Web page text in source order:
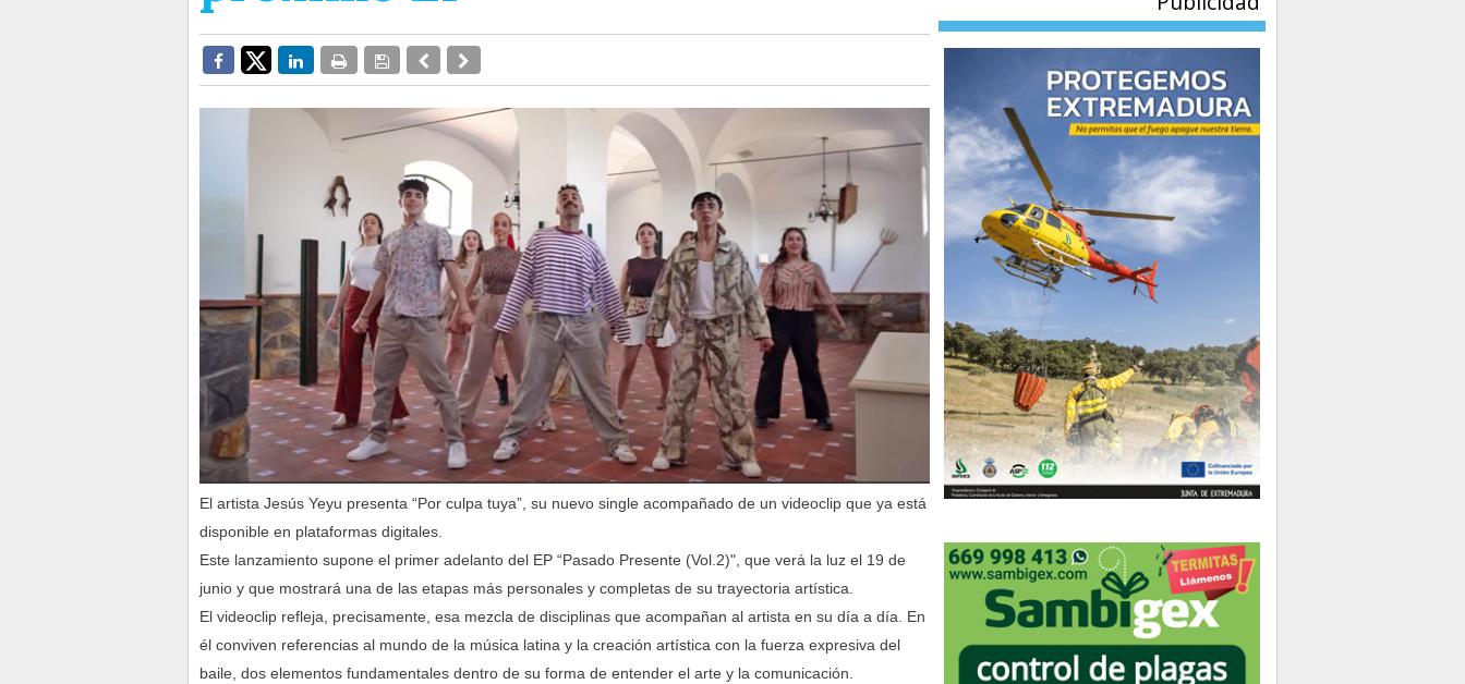
El artista Jesús Yeyu presenta “Por culpa tuya”, su nuevo single acompañado de un videoclip que ya está
disponible en plataformas digitales.
Este lanzamiento supone el primer adelanto del EP “Pasado Presente (Vol.2)", que verá la luz el 19 de
junio y que mostrará una de las etapas más personales y completas de su trayectoria artística.
El videoclip refleja, precisamente, esa mezcla de disciplinas que acompañan al artista en su día a día. En
él conviven referencias al mundo de la música latina y la creación artística con la fuerza expresiva del
baile, dos elementos fundamentales dentro de su forma de entender el arte y la comunicación.